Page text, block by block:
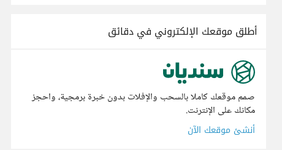
أطلق موقعك الإلكتروني في دقائق
صمم موقعك كاملا بالسحب والإفلات بدون خبرة برمجية، واحجز
مكانك على الإنترنت.
أنشئ موقعك الآن